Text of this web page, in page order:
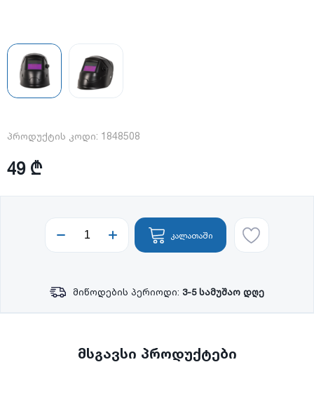
პროდუქტის კოდი: 1848508
49 ₾
კალათაში
მიწოდების პერიოდი: 3-5 სამუშაო დღე
მსგავსი პროდუქტები